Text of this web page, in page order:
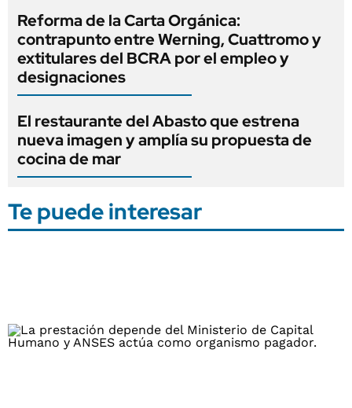
Reforma de la Carta Orgánica:
contrapunto entre Werning, Cuattromo y
extitulares del BCRA por el empleo y
designaciones
El restaurante del Abasto que estrena
nueva imagen y amplía su propuesta de
cocina de mar
Te puede interesar